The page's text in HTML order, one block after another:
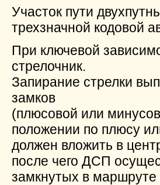
Участок пути
трехзначной кодовой
При ключевой
стрелочник.
Запирание стрелки
замков
(плюсовой или
положении по плюсу
должен вложить в
после чего ДСП
замкнутых в